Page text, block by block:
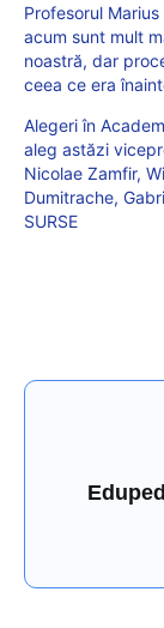
Profesorul
acum sunt mult
noastră, dar
ceea ce era
Alegeri în
aleg astăzi
Nicolae Zamfir,
Dumitrache,
SURSE